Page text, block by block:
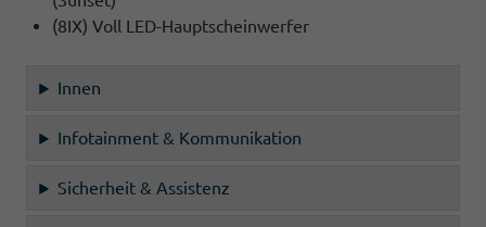
(8IX) Voll LED-Hauptscheinwerfer
Innen
Infotainment & Kommunikation
Sicherheit & Assistenz